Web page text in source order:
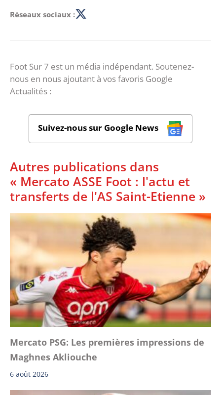
Réseaux sociaux :
Foot Sur 7 est un média indépendant. Soutenez-
nous en nous ajoutant à vos favoris Google
Actualités :
Suivez-nous sur Google News
Autres publications dans
« Mercato ASSE Foot : l'actu et
transferts de l'AS Saint-Etienne »
Mercato PSG: Les premières impressions de
Maghnes Akliouche
6 août 2026